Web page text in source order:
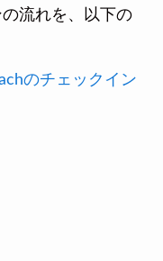
流れを、以下の
のチェックイン